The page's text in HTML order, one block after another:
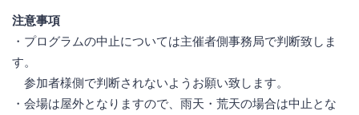
注意事項
・プログラムの中止については主催者側事務局で判断致しま
す。
参加者様側で判断されないようお願い致します。
・会場は屋外となりますので、雨天・荒天の場合は中止とな